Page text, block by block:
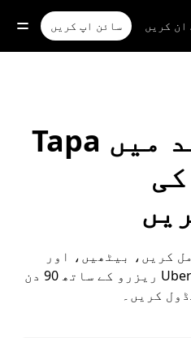
ان کریں سائن اپ کریں
ابھی یا بعد میں Tapa
کریں، بیٹھیں، اور
گھومیں پھریںTapa۔ یا Uber ریزرو کے ساتھ 90 دن
کریں۔